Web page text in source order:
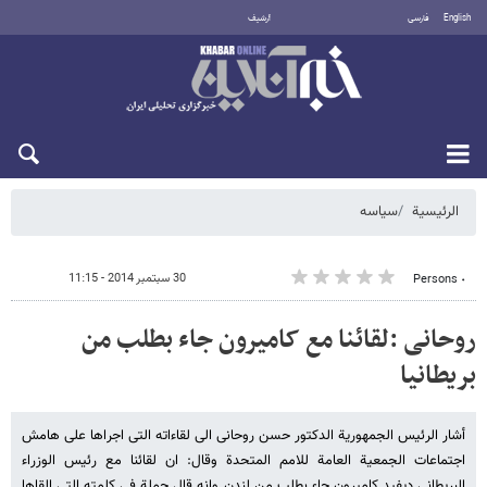
English فارسی أرشيف
الرئيسية سیاسه
٠ Persons 30 سبتمبر 2014 - 11:15
روحانی :لقائنا مع کامیرون جاء بطلب من
بریطانیا
أشار الرئیس الجمهوریة الدکتور حسن روحانی الی لقاءاته التی اجراها علی هامش
اجتماعات الجمعیة العامة للامم المتحدة وقال: ان لقائنا مع رئیس الوزراء